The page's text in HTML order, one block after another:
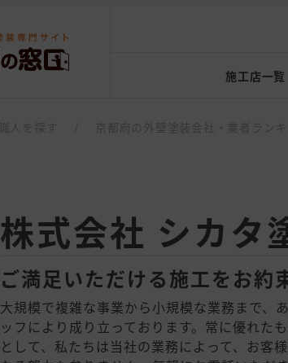
施工店一覧
株式会社 シカタ
ご満足いただける施工をお約
大規模で複雑な事業から小規模な業務まで、
ッフにより成り立っております。常に優れた
として、私たちは当社の業務によって、お客